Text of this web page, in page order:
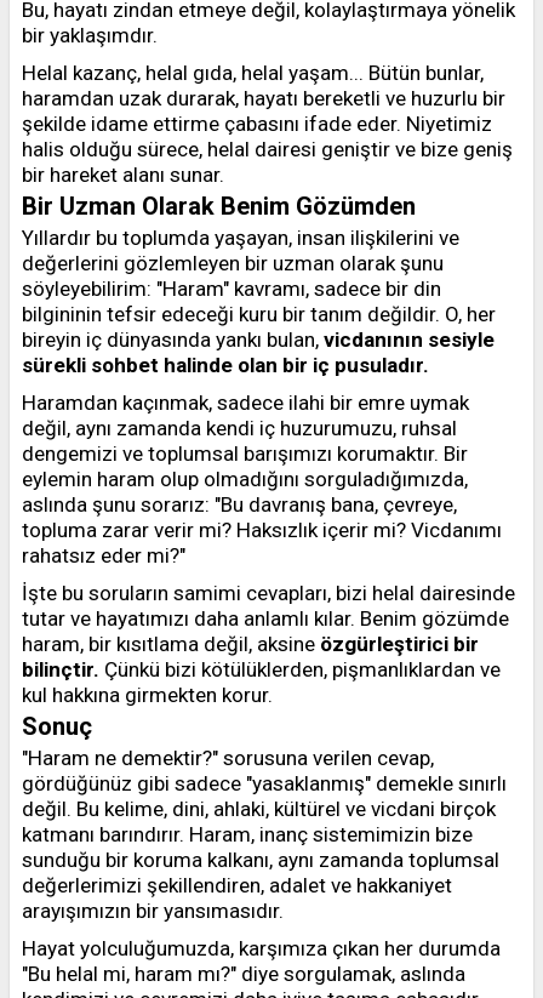
Bu, hayatı zindan etmeye değil, kolaylaştırmaya yönelik
bir yaklaşımdır.
Helal kazanç, helal gıda, helal yaşam... Bütün bunlar,
haramdan uzak durarak, hayatı bereketli ve huzurlu bir
şekilde idame ettirme çabasını ifade eder. Niyetimiz
halis olduğu sürece, helal dairesi geniştir ve bize geniş
bir hareket alanı sunar.
Bir Uzman Olarak Benim Gözümden
Yıllardır bu toplumda yaşayan, insan ilişkilerini ve
değerlerini gözlemleyen bir uzman olarak şunu
söyleyebilirim: "Haram" kavramı, sadece bir din
bilgininin tefsir edeceği kuru bir tanım değildir. O, her
bireyin iç dünyasında yankı bulan, vicdanının sesiyle
sürekli sohbet halinde olan bir iç pusuladır.
Haramdan kaçınmak, sadece ilahi bir emre uymak
değil, aynı zamanda kendi iç huzurumuzu, ruhsal
dengemizi ve toplumsal barışımızı korumaktır. Bir
eylemin haram olup olmadığını sorguladığımızda,
aslında şunu sorarız: "Bu davranış bana, çevreye,
topluma zarar verir mi? Haksızlık içerir mi? Vicdanımı
rahatsız eder mi?"
İşte bu soruların samimi cevapları, bizi helal dairesinde
tutar ve hayatımızı daha anlamlı kılar. Benim gözümde
haram, bir kısıtlama değil, aksine özgürleştirici bir
bilinçtir. Çünkü bizi kötülüklerden, pişmanlıklardan ve
kul hakkına girmekten korur.
Sonuç
"Haram ne demektir?" sorusuna verilen cevap,
gördüğünüz gibi sadece "yasaklanmış" demekle sınırlı
değil. Bu kelime, dini, ahlaki, kültürel ve vicdani birçok
katmanı barındırır. Haram, inanç sistemimizin bize
sunduğu bir koruma kalkanı, aynı zamanda toplumsal
değerlerimizi şekillendiren, adalet ve hakkaniyet
arayışımızın bir yansımasıdır.
Hayat yolculuğumuzda, karşımıza çıkan her durumda
"Bu helal mi, haram mı?" diye sorgulamak, aslında